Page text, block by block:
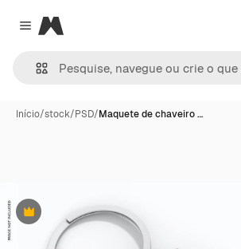
Close menu
Magnific
Início/stock/PSD/Maquete de chaveiro …
Premium